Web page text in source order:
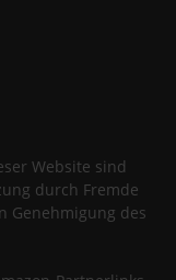
Website sind
durch Fremde
Genehmigung des